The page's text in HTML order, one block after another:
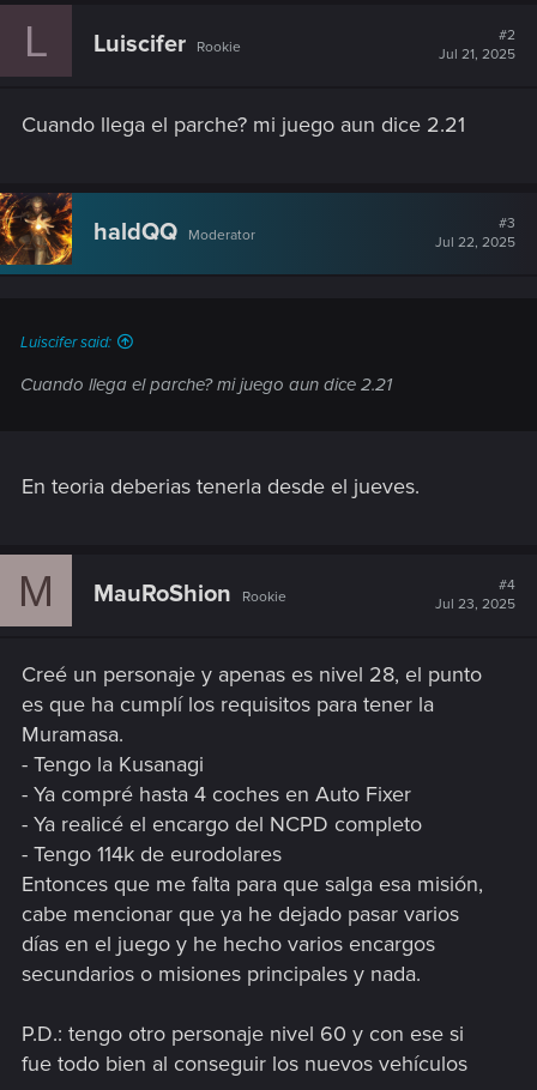
c
:
L Luiscifer Rookie
#2
Jul 21, 2025
Cuando llega el parche? mi juego aun dice 2.21
haldQQ Moderator
#3
Jul 22, 2025
Luiscifer said:
Cuando llega el parche? mi juego aun dice 2.21
En teoria deberias tenerla desde el jueves.
M MauRoShion Rookie
#4
Jul 23, 2025
Creé un personaje y apenas es nivel 28, el punto
es que ha cumplí los requisitos para tener la
Muramasa.
- Tengo la Kusanagi
- Ya compré hasta 4 coches en Auto Fixer
- Ya realicé el encargo del NCPD completo
- Tengo 114k de eurodolares
Entonces que me falta para que salga esa misión,
cabe mencionar que ya he dejado pasar varios
días en el juego y he hecho varios encargos
secundarios o misiones principales y nada.
P.D.: tengo otro personaje nivel 60 y con ese si
fue todo bien al conseguir los nuevos vehículos